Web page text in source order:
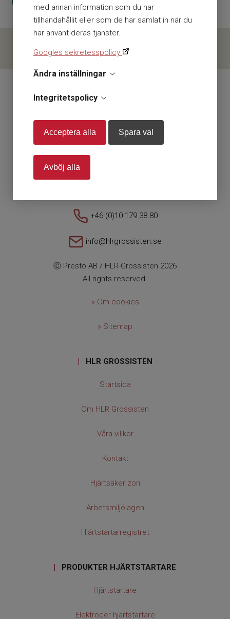
med annan information som du har
tillhandahållit eller som de har samlat in när du
har använt deras tjänster.
Googles sekretesspolicy
Ändra inställningar
Integritetspolicy
Acceptera alla Spara val
Avböj alla
I leveransen ingår
1 st. Prestan HLR-docka Vuxen
10 st. extra lungor
En del av Presto AB
+46 (0)10 179 38 80
info@hlrgrossisten.se
Ⓒ Presto AB / HLR-Grossisten 2026
All rights reserved.
» Om cookies
» Sitemap
| HLR GROSSISTEN
Startsida
Om HLR Grossisten
Våra villkor
Kontakt
Hjärtsäker zon
Arbetsmiljölagen
Hjärtstartarregistret
| PRODUKTER HJÄRTSTARTARE
Hjärtstartare
Elektroder hjärtstartare